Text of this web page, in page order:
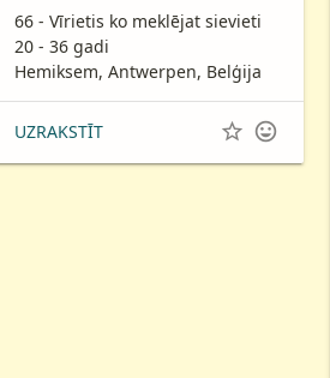
66 - Vīrietis ko meklējat sievieti
20 - 36 gadi
Hemiksem, Antwerpen, Belģija
UZRAKSTĪT  